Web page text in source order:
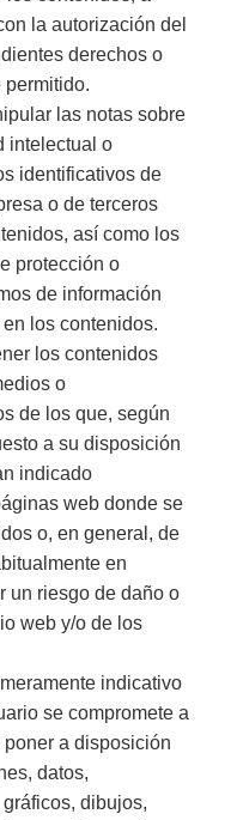
la autorización del
derechos o
las notas sobre
intelectual o
identificativos de
o de terceros
así como los
protección o
de información
los contenidos.
los contenidos
o
de los que, según
a su disposición
indicado
web donde se
o, en general, de
en
un riesgo de daño o
web y/o de los
indicativo
se compromete a
poner a disposición
datos,
dibujos,